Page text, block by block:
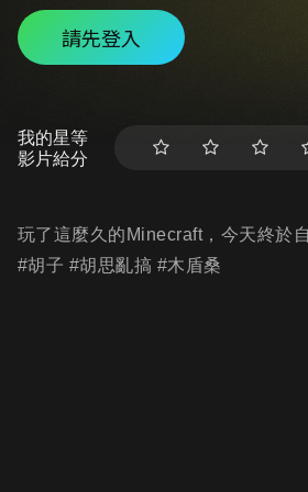
請先登入
我的星等
影片給分
玩了這麼久的Minecraft，今天終於
#胡子 #胡思亂搞 #木盾桑